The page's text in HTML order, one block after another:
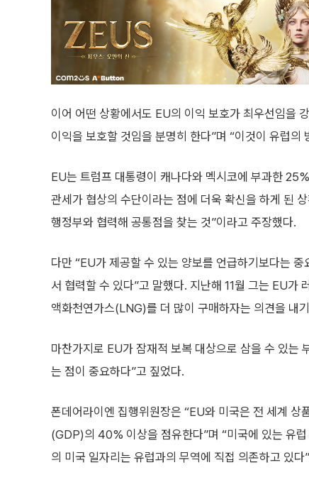
이어 어떤 상황에서도 EU의 이익 보호가 최우선임을
이익을 보호할 것임을 분명히 한다”며 “이것이 유럽의
EU는 트럼프 대통령이 캐나다와 멕시코에 부과한
관세가 협상의 수단이라는 점에 더욱 확신을 하게 된
행정부와 협력해 공통점을 찾는 것”이라고 주장했다.
다만 “EU가 제공할 수 있는 양보를 언급하기보다는
서 협력할 수 있다”고 말했다. 지난해 11월 그는 EU가
액화천연가스(LNG)를 더 많이 구매하자는 의견을 내
마찬가지로 EU가 잠재적 보복 대상으로 삼을 수 있는
는 점이 중요하다”고 짚었다.
폰데어라이엔 집행위원장은 “EU와 미국은 전 세계
(GDP)의 40% 이상을 점유한다”며 “미국에 있는 유
의 미국 일자리는 유럽과의 무역에 직접 의존하고 있다